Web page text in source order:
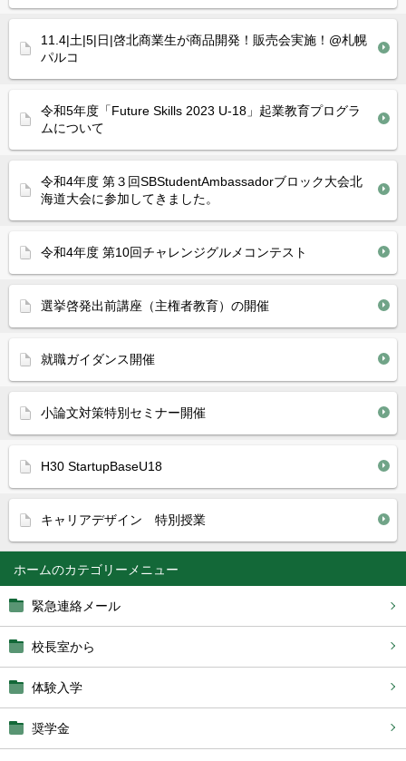
ホーム
緊急連絡メール
校長室から
体験入学
奨学金
11.4|土|5|日|啓北商業生が商品開発！販売会実施！@札幌
パルコ
令和5年度「Future Skills 2023 U-18」起業教育プログラ
ムについて
令和4年度 第３回SBStudentAmbassadorブロック大会北
海道大会に参加してきました。
令和4年度 第10回チャレンジグルメコンテスト
選挙啓発出前講座（主権者教育）の開催
就職ガイダンス開催
小論文対策特別セミナー開催
H30 StartupBaseU18
キャリアデザイン 特別授業